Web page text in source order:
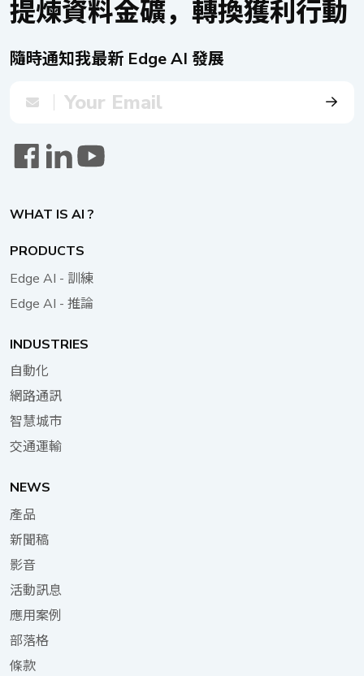
僅改善了訪客體驗，還為都市規劃和觀光管理提供了寶貴的
數據洞察。透過 USB 3.2 高頻寬連接埠連接的攝影機，Neu-
時監控和分析。這種先進的功能使都市規劃人員和觀光官員
性，同時為遊客和當地居民提供無縫且愉悅的體驗。 Neu-
無縫融合，同時為遊客和當地居民提供必要的服務。隨著城
市更多區域採用這項技術，我們可以預期人們與濱水地區互
案。例如，根據交通流量調整紅綠燈時間。
中，其可在0°C到45°C的溫度範圍和10%到90%的濕度範圍
內高效運行，展現其卓越的性能，即使在亞熱帶氣候特有的
高溫和濕度的嚴苛條件下也能正常運作。 AIEdge-X®500
由Intel® 8th/9th Gen. Core™處理器驅動，整合了圖形處理
以有效滿足工業人工智能的需求，包括圖像處理/優化、機
器/深度學習和機器視覺。 預計在接下來的2到3年
個其他地點部署，以協助警方進行交通管理並減少城市中的
LGA1151插座，適用於第8/9代Intel® Core™處理器
10W20X50001X0 4個2.5英寸HDD/SSD插槽，支援RAID
0/1/5/10 可擴展的PCIe x16/PCIe x4/PCI插槽，方便連接圖
Intel® I211 Gigabit Ethernet Controller 支援Intel® AMT
提煉資料金礦，轉換獲利行動
隨時通知我最新 Edge AI 發展
WHAT IS AI ?
PRODUCTS
Edge AI - 訓練
Edge AI - 推論
INDUSTRIES
自動化
網路通訊
智慧城市
交通運輸
NEWS
產品
新聞稿
影音
活動訊息
應用案例
部落格
條款